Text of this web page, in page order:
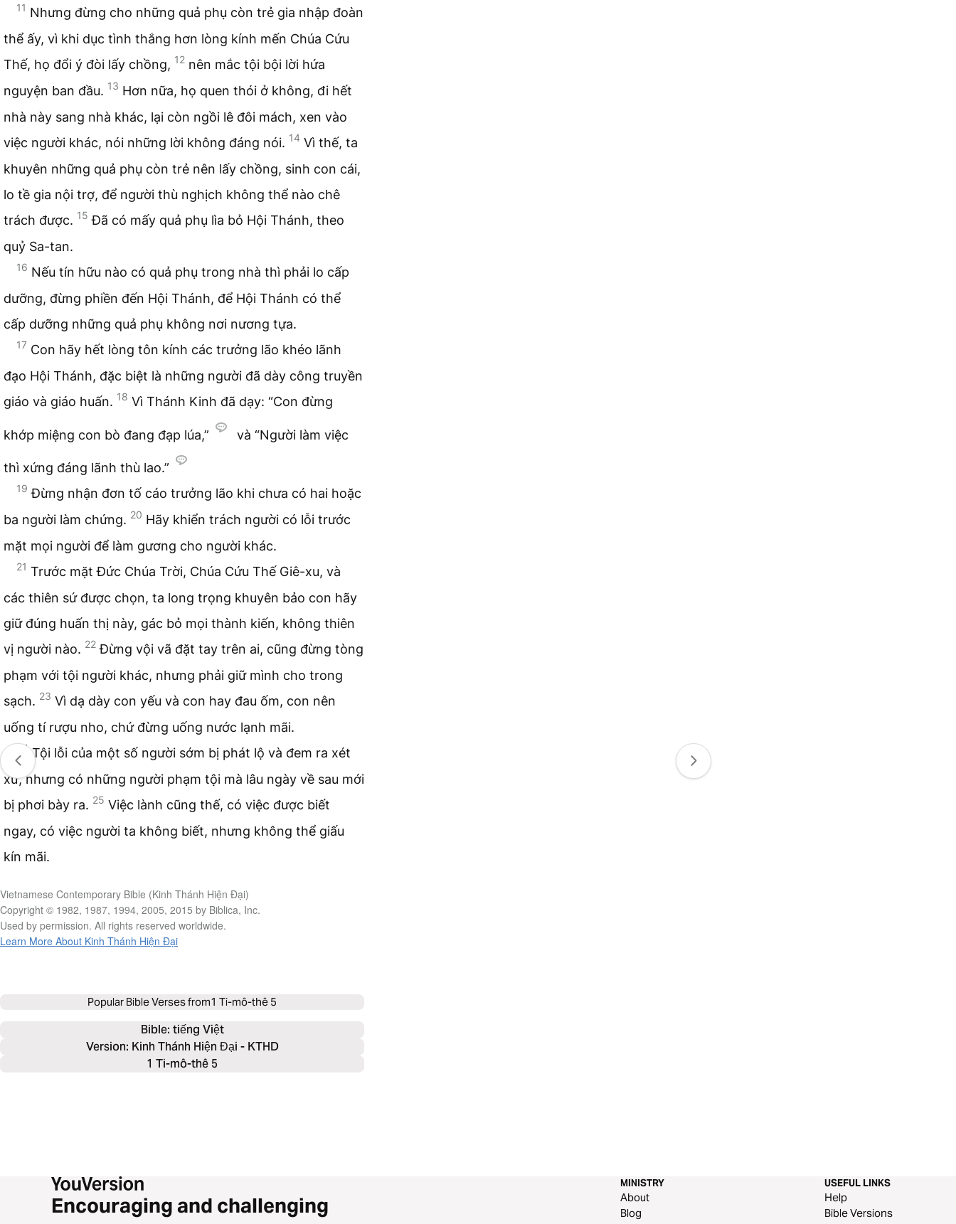
11 Nhưng đừng cho những quả phụ còn trẻ gia nhập đoàn
thể ấy, vì khi dục tình thắng hơn lòng kính mến Chúa Cứu
Thế, họ đổi ý đòi lấy chồng, 12 nên mắc tội bội lời hứa
nguyện ban đầu. 13 Hơn nữa, họ quen thói ở không, đi hết
nhà này sang nhà khác, lại còn ngồi lê đôi mách, xen vào
việc người khác, nói những lời không đáng nói. 14 Vì thế, ta
khuyên những quả phụ còn trẻ nên lấy chồng, sinh con cái,
lo tề gia nội trợ, để người thù nghịch không thể nào chê
trách được. 15 Đã có mấy quả phụ lìa bỏ Hội Thánh, theo
quỷ Sa-tan.
16 Nếu tín hữu nào có quả phụ trong nhà thì phải lo cấp
dưỡng, đừng phiền đến Hội Thánh, để Hội Thánh có thể
cấp dưỡng những quả phụ không nơi nương tựa.
17 Con hãy hết lòng tôn kính các trưởng lão khéo lãnh
đạo Hội Thánh, đặc biệt là những người đã dày công truyền
giáo và giáo huấn. 18 Vì Thánh Kinh đã dạy: “Con đừng
khớp miệng con bò đang đạp lúa,” và “Người làm việc
thì xứng đáng lãnh thù lao.”
19 Đừng nhận đơn tố cáo trưởng lão khi chưa có hai hoặc
ba người làm chứng. 20 Hãy khiển trách người có lỗi trước
mặt mọi người để làm gương cho người khác.
21 Trước mặt Đức Chúa Trời, Chúa Cứu Thế Giê-xu, và
các thiên sứ được chọn, ta long trọng khuyên bảo con hãy
giữ đúng huấn thị này, gác bỏ mọi thành kiến, không thiên
vị người nào. 22 Đừng vội vã đặt tay trên ai, cũng đừng tòng
phạm với tội người khác, nhưng phải giữ mình cho trong
sạch. 23 Vì dạ dày con yếu và con hay đau ốm, con nên
uống tí rượu nho, chứ đừng uống nước lạnh mãi.
24 Tội lỗi của một số người sớm bị phát lộ và đem ra xét
xử, nhưng có những người phạm tội mà lâu ngày về sau mới
bị phơi bày ra. 25 Việc lành cũng thế, có việc được biết
ngay, có việc người ta không biết, nhưng không thể giấu
kín mãi.
Vietnamese Contemporary Bible (Kinh Thánh Hiện Đại)
Copyright © 1982, 1987, 1994, 2005, 2015 by Biblica, Inc.
Used by permission. All rights reserved worldwide.
Learn More About Kinh Thánh Hiện Đại
Popular Bible Verses from1 Ti-mô-thê 5
Bible: tiếng Việt
Version: Kinh Thánh Hiện Đại - KTHD
1 Ti-mô-thê 5
Encouraging and challenging
MINISTRY
About
Blog
USEFUL LINKS
Help
Bible Versions